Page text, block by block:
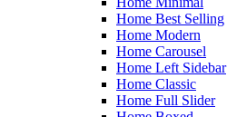
Home Best Selling
Home Modern
Home Carousel
Home Left Sidebar
Home Classic
Home Full Slider